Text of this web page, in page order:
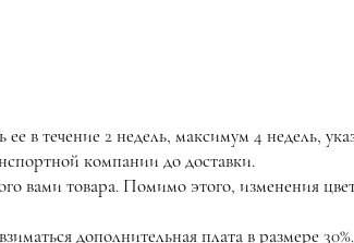
в течение 2 недель, максимум 4 недель,
компании до доставки.
вами товара. Помимо этого, изменения
дополнительная плата в размере 30%.